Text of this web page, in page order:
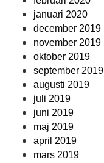
januari 2020
december 2019
november 2019
oktober 2019
september 2019
augusti 2019
juli 2019
juni 2019
maj 2019
april 2019
mars 2019